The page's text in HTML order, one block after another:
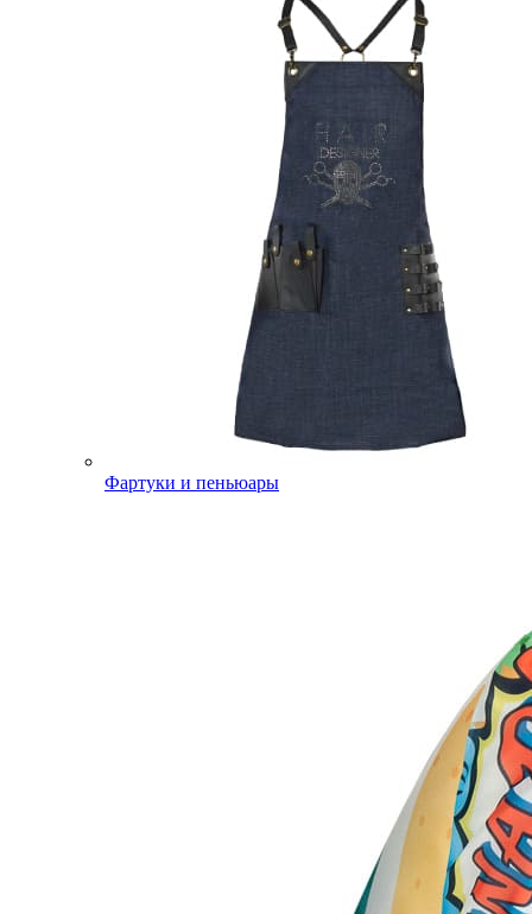
Фартуки и пеньюары